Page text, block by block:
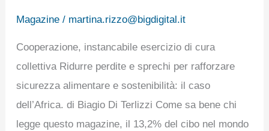
Magazine/ martina.rizzo@bigdigital.it
Cooperazione, instancabile esercizio di cura
collettiva Ridurre perdite e sprechi per rafforzare
sicurezza alimentare e sostenibilità: il caso
dell’Africa. di Biagio Di Terlizzi Come sa bene chi
legge questo magazine, il 13,2% del cibo nel mondo